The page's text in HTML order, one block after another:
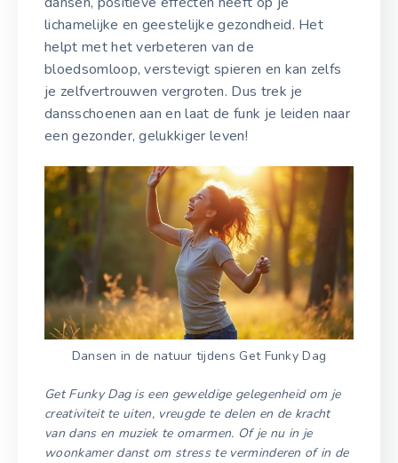
lichamelijke en geestelijke gezondheid. Het
helpt met het verbeteren van de
bloedsomloop, verstevigt spieren en kan zelfs
je zelfvertrouwen vergroten. Dus trek je
dansschoenen aan en laat de funk je leiden naar
een gezonder, gelukkiger leven!
Dansen in de natuur tijdens Get Funky Dag
Get Funky Dag is een geweldige gelegenheid om je
creativiteit te uiten, vreugde te delen en de kracht
van dans en muziek te omarmen. Of je nu in je
woonkamer danst om stress te verminderen of in de